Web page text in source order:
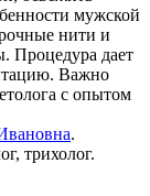
мужской
нити и
Процедура дает
Важно
с опытом
.
трихолог.